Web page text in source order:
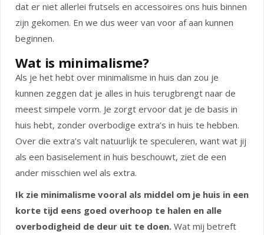
dat er niet allerlei frutsels en accessoires ons huis binnen
zijn gekomen. En we dus weer van voor af aan kunnen
beginnen.
Wat is minimalisme?
Als je het hebt over minimalisme in huis dan zou je
kunnen zeggen dat je alles in huis terugbrengt naar de
meest simpele vorm. Je zorgt ervoor dat je de basis in
huis hebt, zonder overbodige extra’s in huis te hebben.
Over die extra’s valt natuurlijk te speculeren, want wat jij
als een basiselement in huis beschouwt, ziet de een
ander misschien wel als extra.
Ik zie minimalisme vooral als middel om je huis in een
korte tijd eens goed overhoop te halen en alle
overbodigheid de deur uit te doen. Wat mij betreft